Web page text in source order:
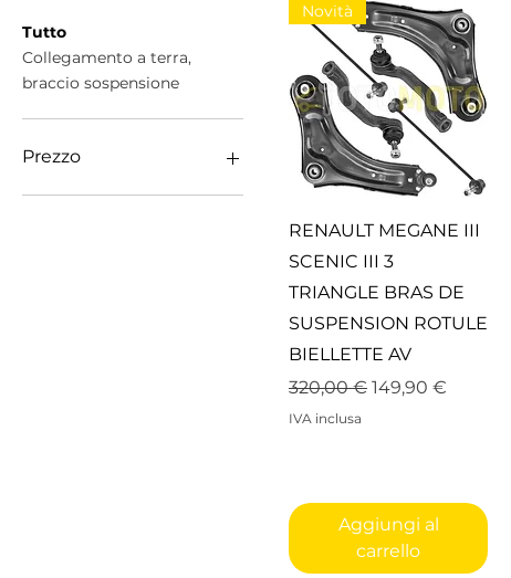
Tutto
Collegamento a terra,
braccio sospensione
Prezzo
Vista rapida
Novità
RENAULT MEGANE III
SCENIC III 3
TRIANGLE BRAS DE
SUSPENSION ROTULE
BIELLETTE AV
Prezzo regolare
320,00 € Prezzo scontato
149,90 €
IVA inclusa
Aggiungi al
carrello